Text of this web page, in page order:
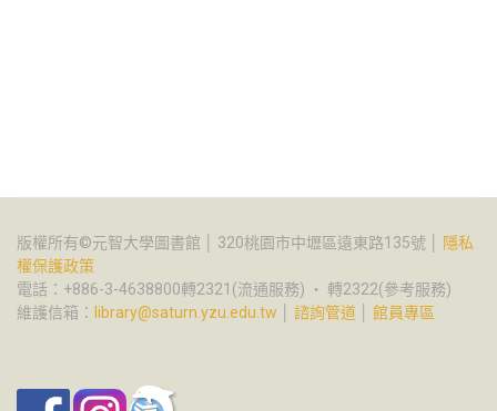
版權所有©元智大學圖書館 │ 320桃園市中壢區遠東路135號 │
隱私
權保護政策
電話：+886-3-4638800轉2321(流通服務) ‧ 轉2322(參考服務)
維護信箱： library@saturn.yzu.edu.tw 諮詢管道 館員專區